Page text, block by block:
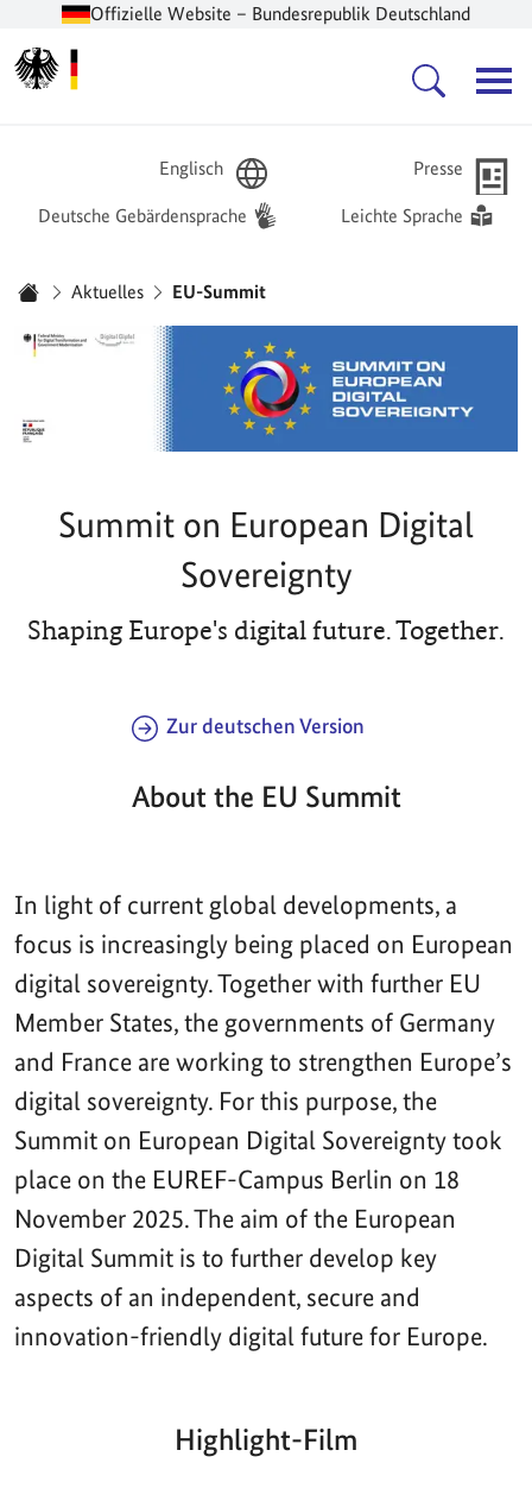
Offizielle Website – Bundesrepublik Deutschland
Englisch Presse
Deutsche Gebärdensprache Leichte Sprache
Aktuelles EU-Summit
Summit on European Digital
Sovereignty
Shaping Europe's digital future. Together.
Zur deutschen Version
About the EU Summit
In light of current global developments, a
focus is increasingly being placed on European
digital sovereignty. Together with further EU
Member States, the governments of Germany
and France are working to strengthen Europe’s
digital sovereignty. For this purpose, the
Summit on European Digital Sovereignty took
place on the EUREF-Campus Berlin on 18
November 2025. The aim of the European
Digital Summit is to further develop key
aspects of an independent, secure and
innovation-friendly digital future for Europe.
Highlight-Film
Aktueller
00:00| 00:00